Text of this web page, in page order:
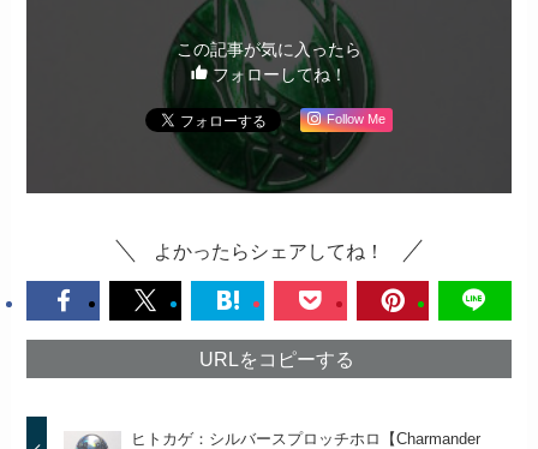
この記事が気に入ったら
フォローしてね！
Follow Me
よかったらシェアしてね！
URLをコピーする
ヒトカゲ：シルバースプロッチホロ【Charmander